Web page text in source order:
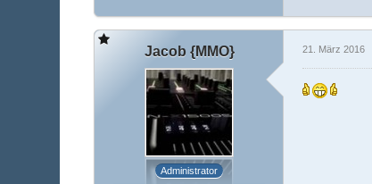
Jacob {MMO}
Administrator
21. März 2016